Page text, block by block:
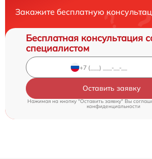
Закажите бесплатную
Бесплатная консультация
специалистом
Оставить заявку
Нажимая на кнопку "Оставить заявку" Вы
конфиденциальности